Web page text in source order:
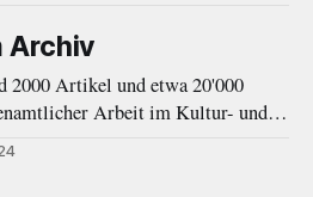
Archiv
2000 Artikel und etwa 20'000
Arbeit im Kultur- und
bis 2020. Eine Einleitung.